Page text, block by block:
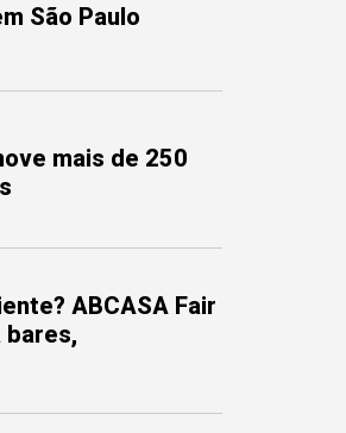
São Paulo
mais de 250
ABCASA Fair
bares,